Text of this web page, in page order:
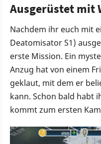
Ausgerüstet mit
Nachdem ihr euch mit
Deatomisator S1)
erste Mission. Ein
Anzug hat von einem
geklaut, mit dem er
kann. Schon bald habt
kommt zum ersten